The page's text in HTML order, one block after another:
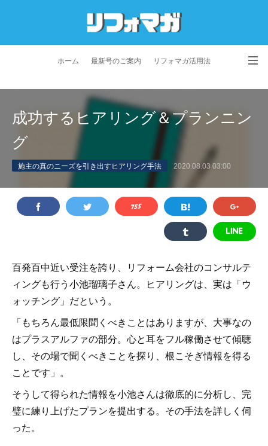
ホーム 最新号のご案内 リフォマガ活用法
プライバシーポリシー 利用規約 会社概要
成功するヒアリング＆プランニン
グ
施主の真のニーズを引き出すヒアリング手法 2020.08.03 03:00
百発百中近い受注を誇り、リフォーム会社のコンサルテ
ィングも行う小池瑠璃子さん。ヒアリングは、実は「ウ
ォッチング」だという。
「もちろん最低限聞くべきことはありますが、大事なの
はプラスアルファの部分。心と耳をフル稼働させて傾聴
し、その場で聞くべきことを探り、根こそぎ情報を得る
ことです」。
そうして得られた情報を小池さんは徹底的に分析し、完
璧に練り上げたプランを提出する。その手法を詳しく伺
った。